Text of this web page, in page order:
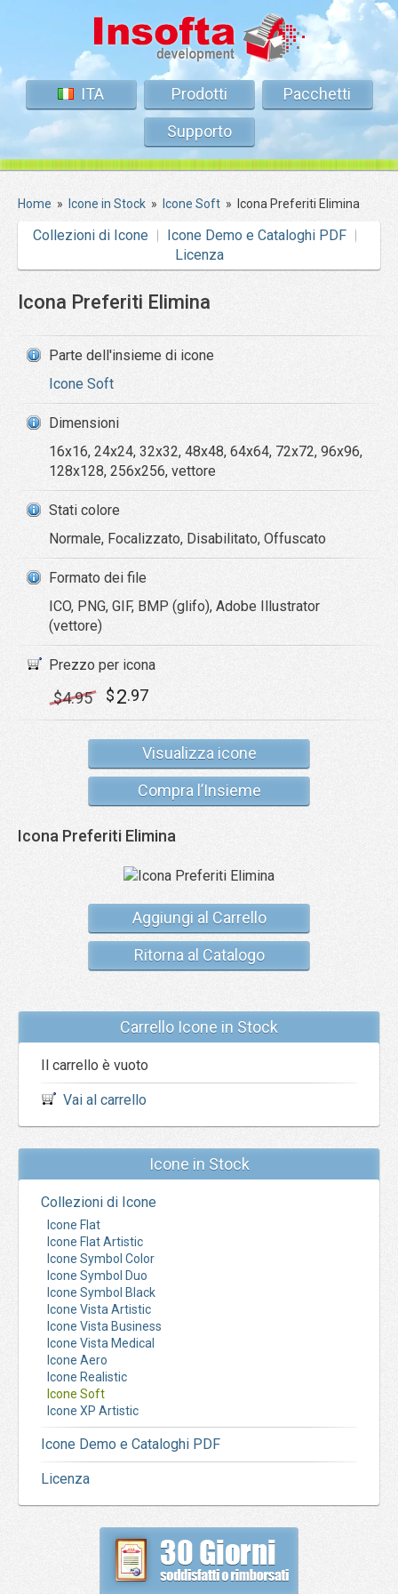
ITA Prodotti
Pacchetti
Supporto
Home » Icone in Stock » Icone Soft » Icona Preferiti Elimina
Collezioni di Icone
Icone Demo e Cataloghi PDF
Licenza
Icona Preferiti Elimina
Parte dell'insieme di icone
Icone Soft
Dimensioni
16x16, 24x24, 32x32, 48x48, 64x64, 72x72, 96x96,
128x128, 256x256, vettore
Stati colore
Normale, Focalizzato, Disabilitato, Offuscato
Formato dei file
ICO, PNG, GIF, BMP (glifo), Adobe Illustrator
(vettore)
Prezzo per icona
$4.95 $2.97
Visualizza icone
Compra l’Insieme
Icona Preferiti Elimina
Aggiungi al Carrello
Ritorna al Catalogo
Carrello Icone in Stock
Il carrello è vuoto
Vai al carrello
Icone in Stock
Collezioni di Icone
Icone Flat
Icone Flat Artistic
Icone Symbol Color
Icone Symbol Duo
Icone Symbol Black
Icone Vista Artistic
Icone Vista Business
Icone Vista Medical
Icone Aero
Icone Realistic
Icone Soft
Icone XP Artistic
Icone Demo e Cataloghi PDF
Licenza